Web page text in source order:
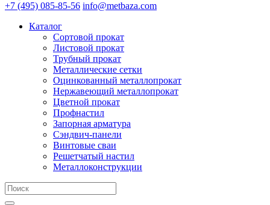
+7 (495) 085-85-56 info@metbaza.com
Каталог
Сортовой прокат
Листовой прокат
Трубный прокат
Металлические сетки
Оцинкованный металлопрокат
Нержавеющий металлопрокат
Цветной прокат
Профнастил
Запорная арматура
Сэндвич-панели
Винтовые сваи
Решетчатый настил
Металлоконструкции